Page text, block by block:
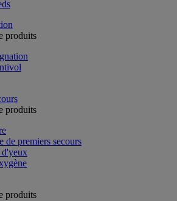
produits
produits
de premiers secours
produits